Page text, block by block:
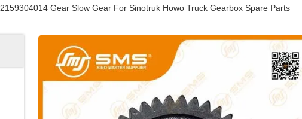
2159304014 Gear Slow Gear For Sinotruk Howo Truck Gearbox Spare Parts